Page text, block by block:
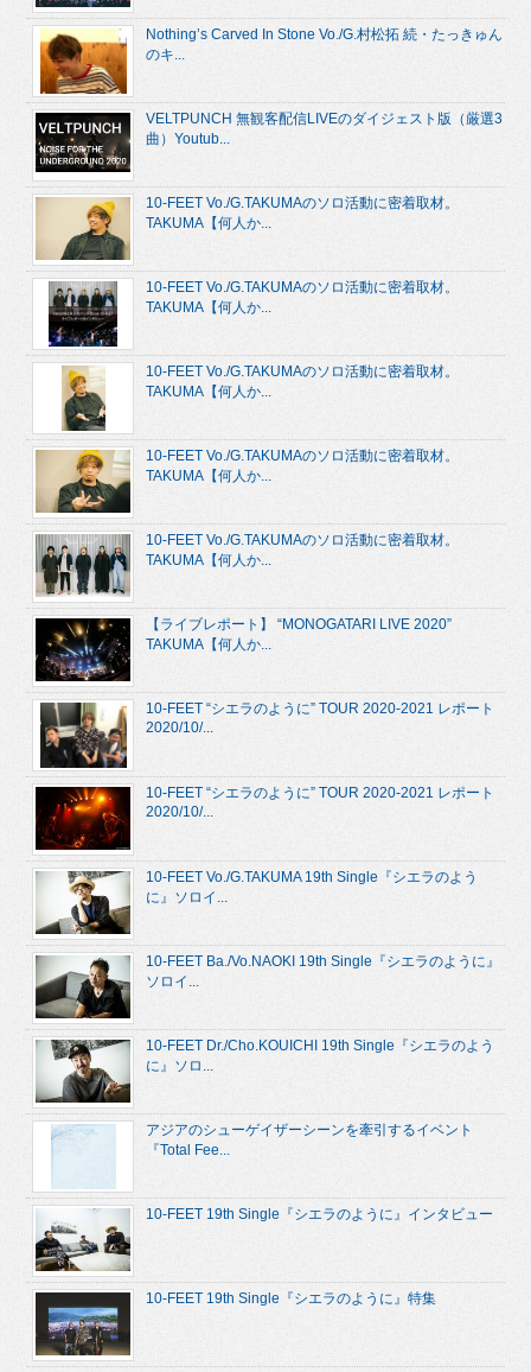
Nothing’s Carved In Stone Vo./G.村松拓 続・たっきゅん
のキ...
VELTPUNCH 無観客配信LIVEのダイジェスト版（厳選3
曲）Youtub...
10-FEET Vo./G.TAKUMAのソロ活動に密着取材。
TAKUMA【何人か...
10-FEET Vo./G.TAKUMAのソロ活動に密着取材。
TAKUMA【何人か...
10-FEET Vo./G.TAKUMAのソロ活動に密着取材。
TAKUMA【何人か...
10-FEET Vo./G.TAKUMAのソロ活動に密着取材。
TAKUMA【何人か...
10-FEET Vo./G.TAKUMAのソロ活動に密着取材。
TAKUMA【何人か...
【ライブレポート】 “MONOGATARI LIVE 2020”
TAKUMA【何人か...
10-FEET “シエラのように” TOUR 2020-2021 レポート
2020/10/...
10-FEET “シエラのように” TOUR 2020-2021 レポート
2020/10/...
10-FEET Vo./G.TAKUMA 19th Single『シエラのよう
に』ソロイ...
10-FEET Ba./Vo.NAOKI 19th Single『シエラのように』
ソロイ...
10-FEET Dr./Cho.KOUICHI 19th Single『シエラのよう
に』ソロ...
アジアのシューゲイザーシーンを牽引するイベント
『Total Fee...
10-FEET 19th Single『シエラのように』インタビュー
10-FEET 19th Single『シエラのように』特集